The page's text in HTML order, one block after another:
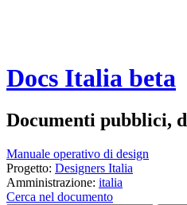
Docs Italia beta
Documenti pubblici,
Manuale operativo di design
Progetto: Designers Italia
Amministrazione: italia
Cerca nel documento